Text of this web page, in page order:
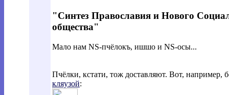
"Синтез Православия и Нового
общества"
Мало нам NS-пчёлокъ, ишшо и NS-осы...
Пчёлки, кстати, тож доставляют. Вот,
кляузой: